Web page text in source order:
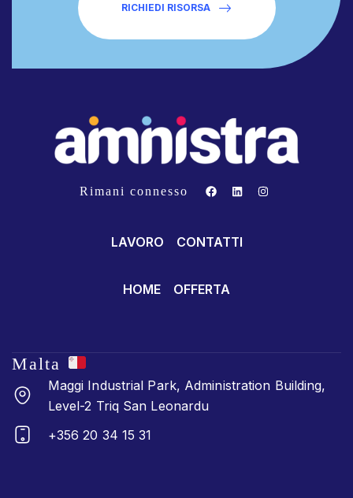
RICHIEDI RISORSA
Rimani connesso
LAVORO CONTATTI
HOME OFFERTA
Malta
Maggi Industrial Park, Administration Building,
Level-2 Triq San Leonardu
+356 20 34 15 31